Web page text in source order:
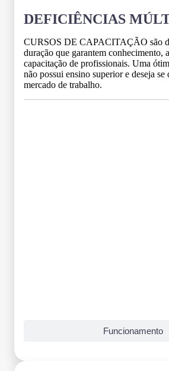
DEFICIÊNCIAS
CURSOS DE CAPACITAÇÃO são
duração que garantem conhecimento,
capacitação de profissionais. Uma
não possui ensino superior e deseja
mercado de trabalho.
Funcionamento